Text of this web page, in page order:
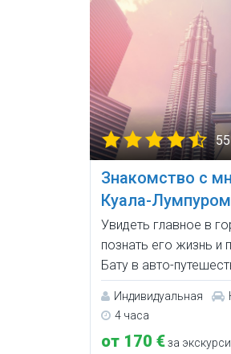
Знакомство с
Куала-Лумпуром
Увидеть главное в
познать его жизнь и
Бату в авто-
Индивидуальная
4 часа
от 170 €за